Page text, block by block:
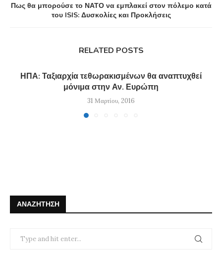
Πως θα μπορούσε το ΝΑΤΟ να εμπλακεί στον πόλεμο κατά
του ISIS: Δυσκολίες και Προκλήσεις
RELATED POSTS
ΗΠΑ: Ταξιαρχία τεθωρακισμένων θα αναπτυχθεί
μόνιμα στην Αν. Ευρώπη
31 Μαρτίου, 2016
ΑΝΑΖΉΤΗΣΗ